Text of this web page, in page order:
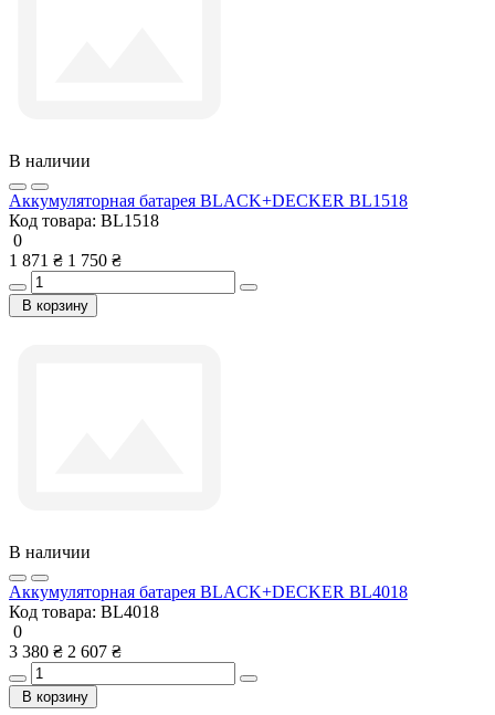
В наличии
Аккумуляторная батарея BLACK+DECKER BL1518
Код товара: BL1518
0
1 871 ₴ 1 750 ₴
В корзину
В наличии
Аккумуляторная батарея BLACK+DECKER BL4018
Код товара: BL4018
0
3 380 ₴ 2 607 ₴
В корзину